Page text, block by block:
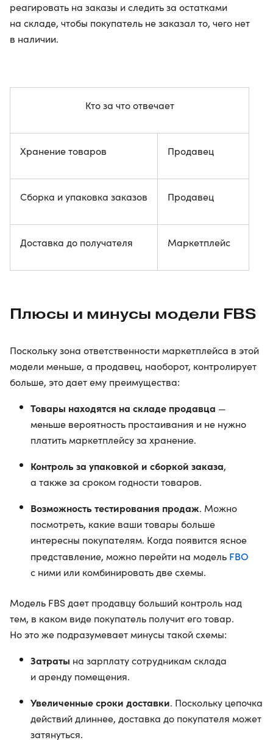
реагировать на заказы и следить за остатками
на складе, чтобы покупатель не заказал то, чего нет
в наличии.
Кто за что отвечает
Хранение товаров Продавец
Сборка и упаковка заказов Продавец
Доставка до получателя Маркетплейс
Плюсы и минусы модели FBS
Поскольку зона ответственности маркетплейса в этой
модели меньше, а продавец, наоборот, контролирует
больше, это дает ему преимущества:
Товары находятся на складе продавца —
меньше вероятность простаивания и не нужно
платить маркетплейсу за хранение.
Контроль за упаковкой и сборкой заказа,
а также за сроком годности товаров.
Возможность тестирования продаж. Можно
посмотреть, какие ваши товары больше
интересны покупателям. Когда появится ясное
представление, можно перейти на модель FBO
с ними или комбинировать две схемы.
Модель FBS дает продавцу больший контроль над
тем, в каком виде покупатель получит его товар.
Но это же подразумевает минусы такой схемы:
Затраты на зарплату сотрудникам склада
и аренду помещения.
Увеличенные сроки доставки. Поскольку цепочка
действий длиннее, доставка до покупателя может
затянуться.